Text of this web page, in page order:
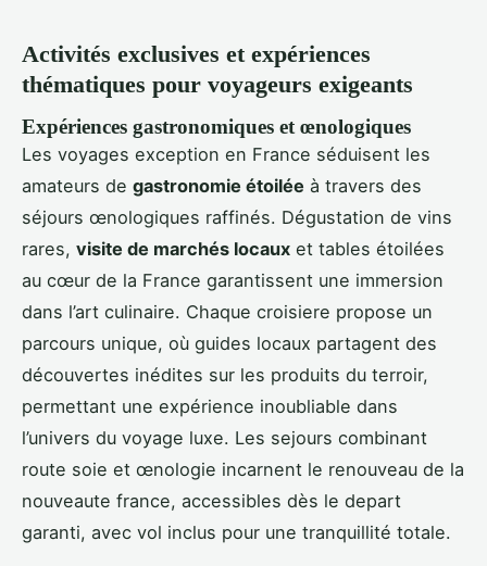
Activités exclusives et expériences
thématiques pour voyageurs exigeants
Expériences gastronomiques et œnologiques
Les voyages exception en France séduisent les
amateurs de gastronomie étoilée à travers des
séjours œnologiques raffinés. Dégustation de vins
rares, visite de marchés locaux et tables étoilées
au cœur de la France garantissent une immersion
dans l’art culinaire. Chaque croisiere propose un
parcours unique, où guides locaux partagent des
découvertes inédites sur les produits du terroir,
permettant une expérience inoubliable dans
l’univers du voyage luxe. Les sejours combinant
route soie et œnologie incarnent le renouveau de la
nouveaute france, accessibles dès le depart
garanti, avec vol inclus pour une tranquillité totale.